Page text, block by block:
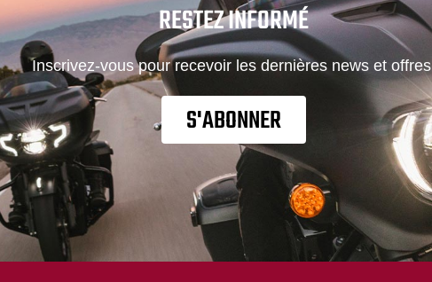
RESTEZ INFORMÉ
Inscrivez-vous pour recevoir les dernières news et
S'ABONNER